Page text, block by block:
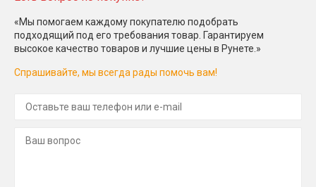
«Мы помогаем каждому покупателю подобрать
подходящий под его требования товар. Гарантируем
высокое качество товаров и лучшие цены в Рунете.»
Спрашивайте, мы всегда рады помочь вам!